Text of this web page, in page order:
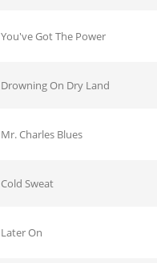
You've Got The Power
Drowning On Dry Land
Mr. Charles Blues
Cold Sweat
Later On